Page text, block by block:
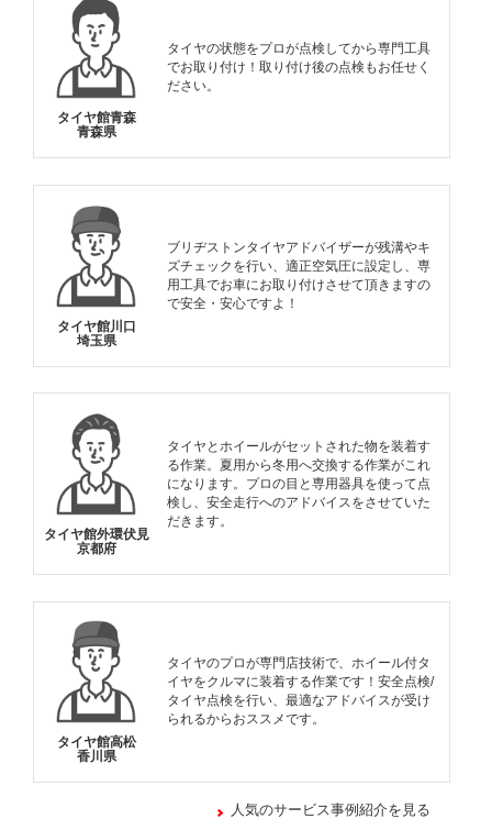
タイヤ館青森
青森県
タイヤの状態をプロが点検してから専門工具
でお取り付け！取り付け後の点検もお任せく
ださい。
タイヤ館川口
埼玉県
ブリヂストンタイヤアドバイザーが残溝やキ
ズチェックを行い、適正空気圧に設定し、専
用工具でお車にお取り付けさせて頂きますの
で安全・安心ですよ！
タイヤ館外環伏見
京都府
タイヤとホイールがセットされた物を装着す
る作業。夏用から冬用へ交換する作業がこれ
になります。プロの目と専用器具を使って点
検し、安全走行へのアドバイスをさせていた
だきます。
タイヤ館高松
香川県
タイヤのプロが専門店技術で、ホイール付タ
イヤをクルマに装着する作業です！安全点検/
タイヤ点検を行い、最適なアドバイスが受け
られるからおススメです。
人気のサービス事例紹介を見る